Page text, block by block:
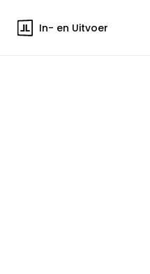
In- en Uitvoer